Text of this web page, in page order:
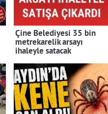
Çine Belediyesi 35 bin
metrekarelik arsayı
ihaleyle satacak